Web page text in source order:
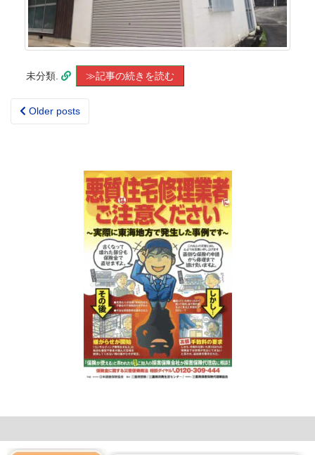
未分類. ≫記事の続きを読む
Posts
Older posts